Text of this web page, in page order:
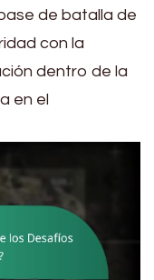
de batalla de
con la
dentro de la
en el